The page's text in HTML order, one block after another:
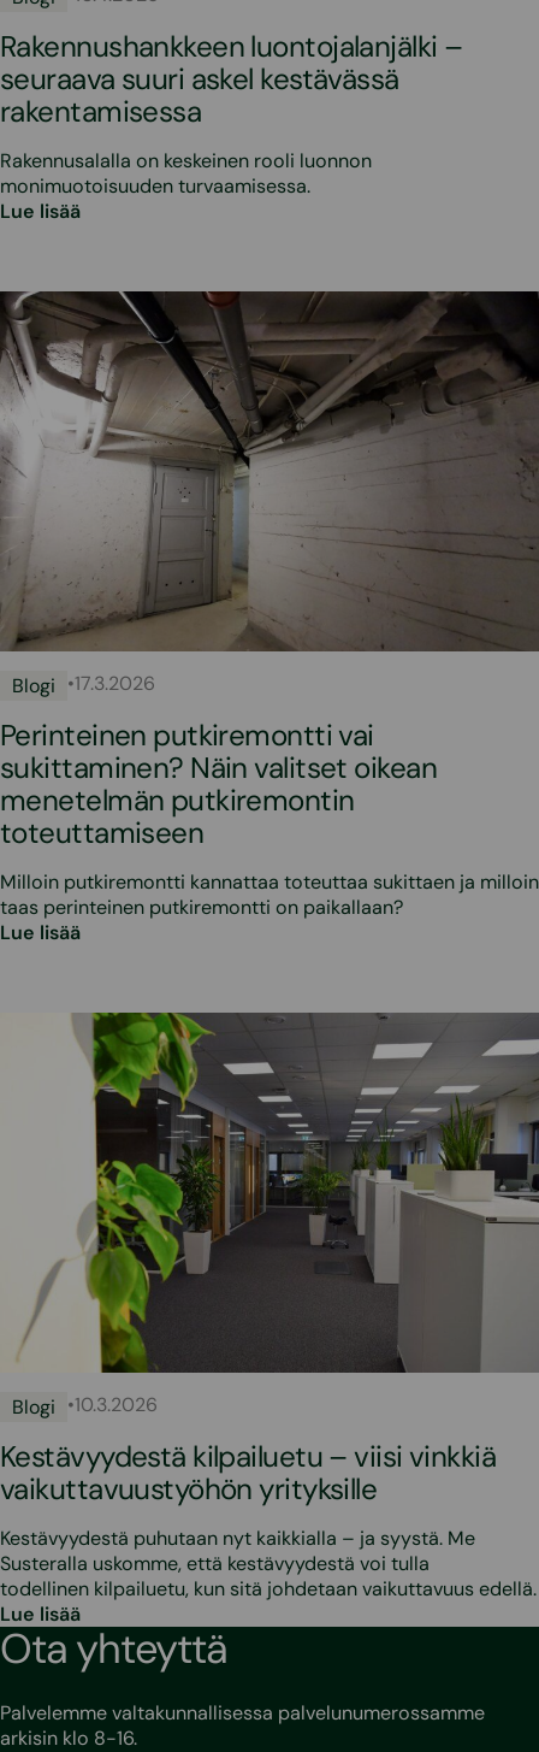
Rakennushankkeen luontojalanjälki –
seuraava suuri askel kestävässä
rakentamisessa
Rakennusalalla on keskeinen rooli luonnon
monimuotoisuuden turvaamisessa.
Lue lisää
Blogi •17.3.2026
Perinteinen putkiremontti vai
sukittaminen? Näin valitset oikean
menetelmän putkiremontin
toteuttamiseen
Milloin putkiremontti kannattaa toteuttaa sukittaen ja milloin
taas perinteinen putkiremontti on paikallaan?
Lue lisää
Blogi •10.3.2026
Kestävyydestä kilpailuetu – viisi vinkkiä
vaikuttavuustyöhön yrityksille
Kestävyydestä puhutaan nyt kaikkialla – ja syystä. Me
Susteralla uskomme, että kestävyydestä voi tulla
todellinen kilpailuetu, kun sitä johdetaan vaikuttavuus edellä.
Lue lisää
Ota yhteyttä
Palvelemme valtakunnallisessa palvelunumerossamme
arkisin klo 8-16.